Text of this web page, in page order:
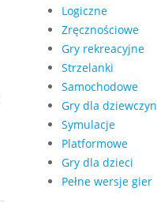
Logiczne
Zręcznościowe
Gry rekreacyjne
Strzelanki
Samochodowe
Gry dla dziewczyn
Symulacje
Platformowe
Gry dla dzieci
Pełne wersje gier